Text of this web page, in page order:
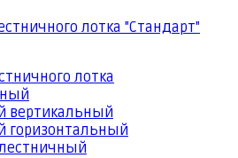
лотка "Стандарт"
лотка
вертикальный
горизонтальный